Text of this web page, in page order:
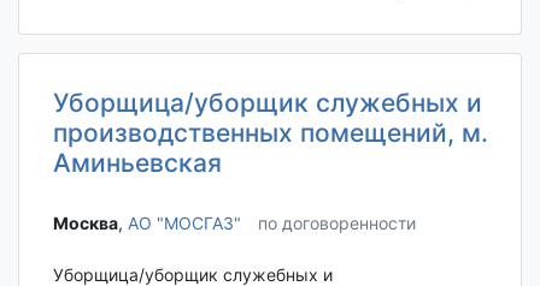
Уборщица/уборщик служебных и
производственных помещений, м.
Аминьевская
Москва‎, АО "МОСГАЗ" по договоренности
Уборщица/уборщик служебных и